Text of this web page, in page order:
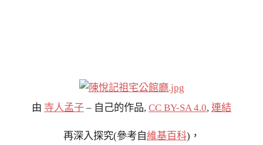
由 寺人孟子 – 自己的作品, CC BY-SA 4.0, 連結
再深入探究(參考自 維基百科)，